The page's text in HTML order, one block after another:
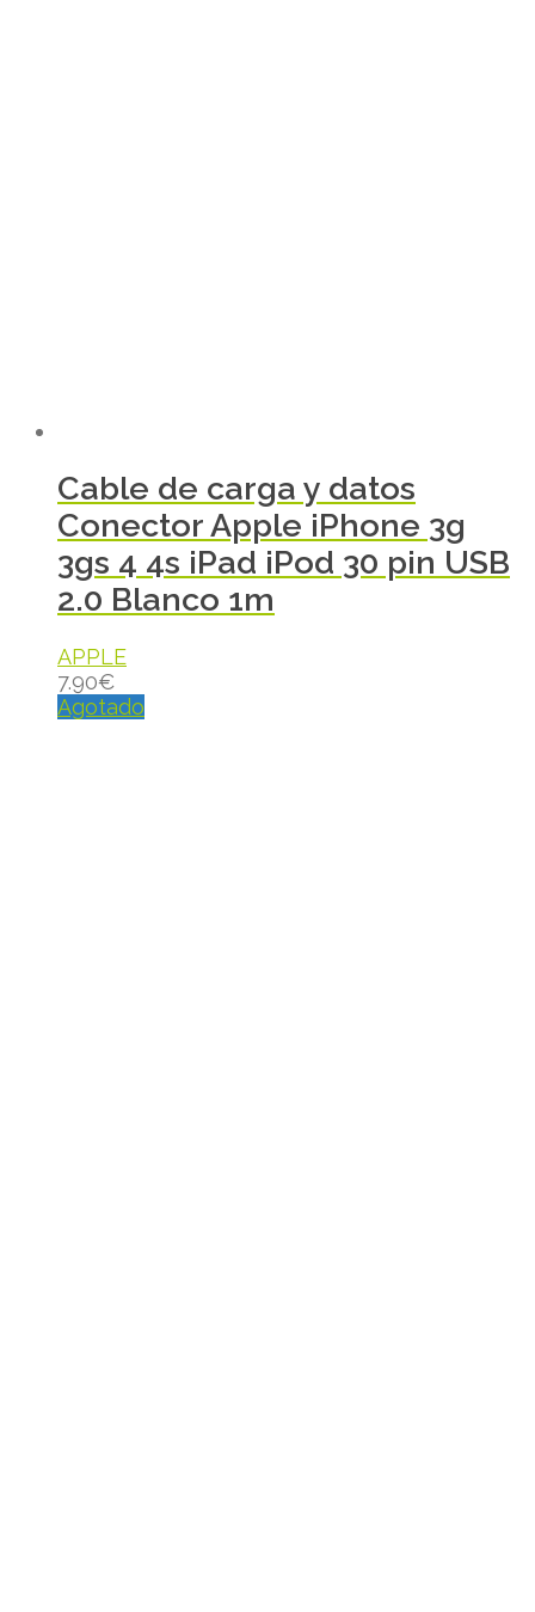
Cable de carga y datos
Conector Apple iPhone 3g
3gs 4 4s iPad iPod 30 pin USB
2.0 Blanco 1m
APPLE
7.90€
Agotado